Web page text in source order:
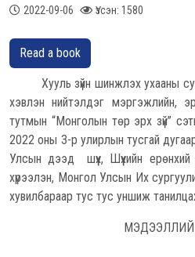
2022-09-06 Үзсэн: 1580
Read a book
Хууль зүйн шинжлэх ухааны
хэвлэн нийтэлдэг мэргэжлийн,
тутмын “Монголын төр эрх зүй”
2022 оны 3-р улирлын тусгай дугаар
Улсын дээд шүүх, Шүүхийн ерөнхий
хүрээлэн, Монгол Улсын Их
хувилбараар тус тус уншиж